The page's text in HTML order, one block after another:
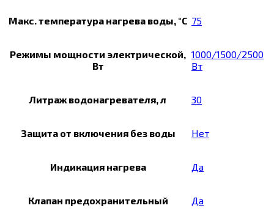
Макс. температура нагрева воды, °С 75
Режимы мощности электрической,
Вт
1000/1500/2500
Вт
Литраж водонагревателя, л 30
Защита от включения без воды Нет
Индикация нагрева Да
Клапан предохранительный Да